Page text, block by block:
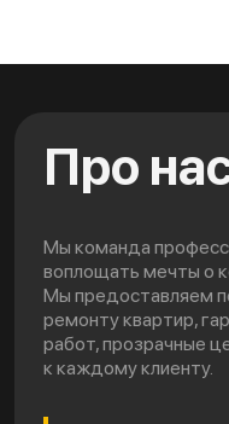
Про
Мы команда
воплощать мечты о
Мы предоставляем
ремонту квартир,
работ, прозрачные
к каждому клиенту.